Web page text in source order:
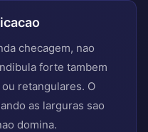
checagem, nao
forte tambem
retangulares. O
as larguras sao
domina.